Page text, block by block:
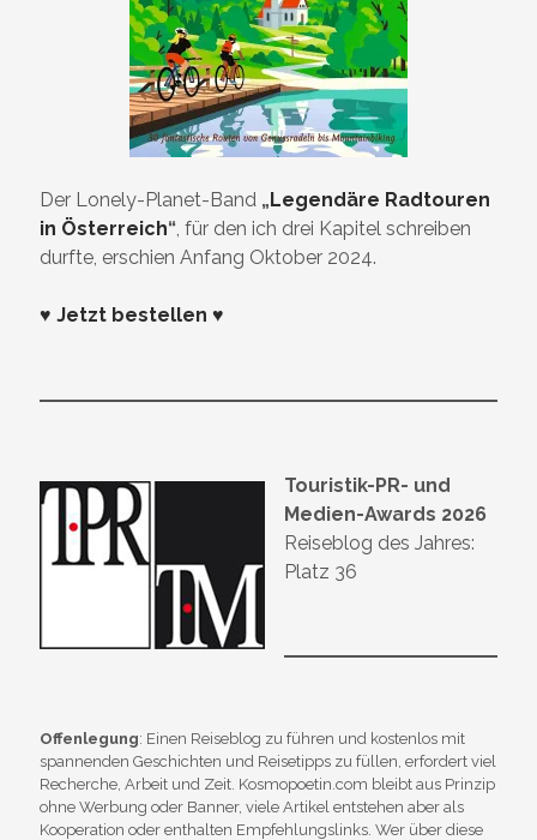
Der Lonely-Planet-Band „ Legendäre Radtouren
in Österreich“, für den ich drei Kapitel schreiben
durfte, erschien Anfang Oktober 2024.
♥ Jetzt bestellen ♥
Touristik-PR- und
Medien-Awards 2026
Reiseblog des Jahres:
Platz 36
Offenlegung: Einen Reiseblog zu führen und kostenlos mit
spannenden Geschichten und Reisetipps zu füllen, erfordert viel
Recherche, Arbeit und Zeit. Kosmopoetin.com bleibt aus Prinzip
ohne Werbung oder Banner, viele Artikel entstehen aber als
Kooperation oder enthalten Empfehlungslinks. Wer über diese